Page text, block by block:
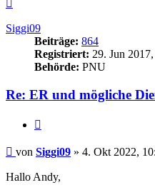
Siggi09
Beiträge: 864
Registriert: 29. Jun
Behörde: PNU
Re: ER und mögliche
Beitrag
von Siggi09 » 4. Okt 2022,
Hallo Andy,